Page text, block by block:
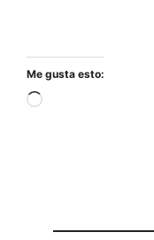
Me gusta esto:
Cargando...